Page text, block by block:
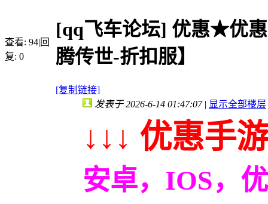
查看: 94|回
复: 0
[qq飞车论坛] 优惠★优惠
腾传世-折扣服】
[复制链接]
发表于 2026-6-14 01:47:07 | 显示全部楼层
↓↓↓ 优惠手
安卓，IOS，